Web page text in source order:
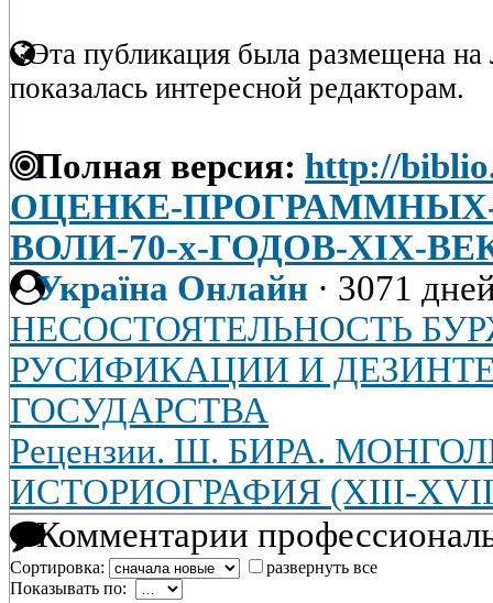
Эта публикация была размещена на
показалась интересной редакторам.
Полная версия: http://
ОЦЕНКЕ-
ВОЛИ-70-х-ГОДОВ-XIX-
Україна Онлайн · 3071
НЕСОСТОЯТЕЛЬНОСТЬ
РУСИФИКАЦИИ И
ГОСУДАРСТВА
Рецензии. Ш. БИРА.
ИСТОРИОГРАФИЯ (XIII-XVII
Комментарии
Сортировка:
развернуть все
Показывать по: